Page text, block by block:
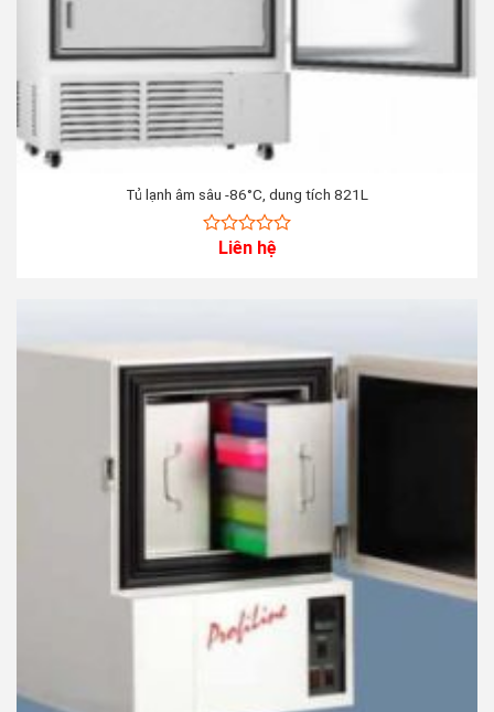
Tủ lạnh âm sâu -86°C, dung tích 821L
Liên hệ